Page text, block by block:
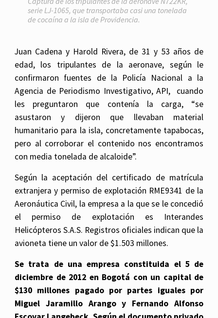
serie LJ-1065, que transportaba casi una tonelada
de cocaína a la isla de Providencia.
Juan Cadena y Harold Rivera, de 31 y 53 años de
edad, los tripulantes de la aeronave, según le
confirmaron fuentes de la Policía Nacional a la
Agencia de Periodismo Investigativo, API, cuando
les preguntaron que contenía la carga, “se
asustaron y dijeron que llevaban material
humanitario para la isla, concretamente tapabocas,
pero al corroborar el contenido nos encontramos
con media tonelada de alcaloide”.
Según la aceptación del certificado de matrícula
extranjera y permiso de explotación RME9341 de la
Aeronáutica Civil, la empresa a la que se le concedió
el permiso de explotación es Interandes
Helicópteros S.A.S. Registros oficiales indican que la
avioneta tiene un valor de $1.503 millones.
Se trata de una empresa constituida el 5 de
diciembre de 2012 en Bogotá con un capital de
$130 millones pagado por partes iguales por
Miguel Jaramillo Arango y Fernando Alfonso